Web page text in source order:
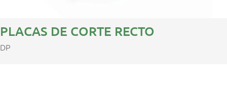
PLACAS DE CORTE RECTO
DP